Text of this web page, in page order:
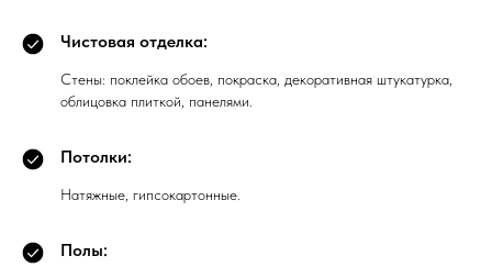
Чистовая отделка:
Стены: поклейка обоев, покраска, декоративная штукатурка,
облицовка плиткой, панелями.
Потолки:
Натяжные, гипсокартонные.
Полы: